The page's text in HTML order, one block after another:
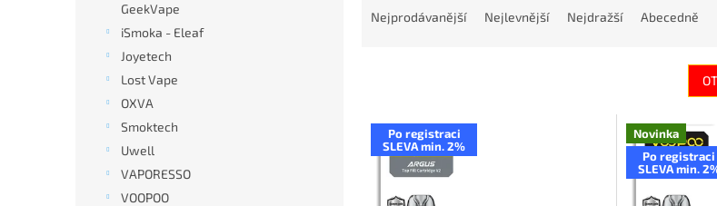
GeekVape
iSmoka - Eleaf
Joyetech
Lost Vape
OXVA
Smoktech
Uwell
VAPORESSO
VOOPOO
Nejprodávanější Nejlevnější Nejdražší Abecedně
V
p
Po registraci
SLEVA min. 2%
Novinka
Po registraci
SLEVA min.